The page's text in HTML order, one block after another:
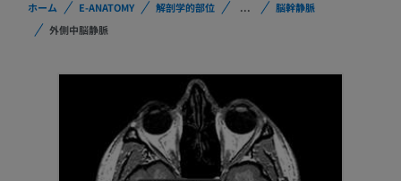
ホーム E-ANATOMY 解剖学的部位 ...
脳幹静脈
外側中脳静脈